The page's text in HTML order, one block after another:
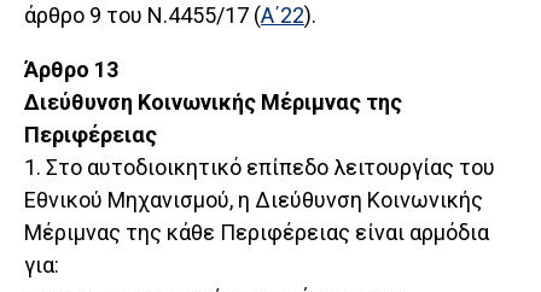
άρθρο 9 του Ν.4455/17 (Α΄22).
Άρθρο 13
Διεύθυνση Κοινωνικής Μέριμνας της
Περιφέρειας
1. Στο αυτοδιοικητικό επίπεδο λειτουργίας του
Εθνικού Μηχανισμού, η Διεύθυνση Κοινωνικής
Μέριμνας της κάθε Περιφέρειας είναι αρμόδια
για: